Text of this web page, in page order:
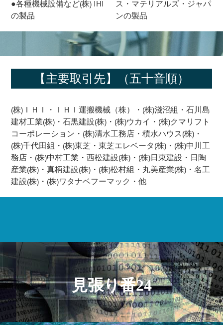
●各種機械設備など(株) IHI
の製品
ス・マテリアルズ・ジャパ
ンの製品
【主要取引先】（五十音順）
(株)ＩＨＩ・ＩＨＩ運搬機械（株）・(株)淺沼組・石川島
建材工業(株)・石黒建設(株)・(株)ウカイ・(株)クマリフト
コーポレーション・(株)清水工務店・積水ハウス(株)・
(株)千代田組・(株)東芝・東芝エレベータ(株)・(株)中川工
務店・(株)中村工業・西松建設(株)・(株)日東建設・日陶
産業(株)・真柄建設(株)・(株)松村組・丸美産業(株)・名工
建設(株)・(株)ワタナベフーマック・他
見張り番24